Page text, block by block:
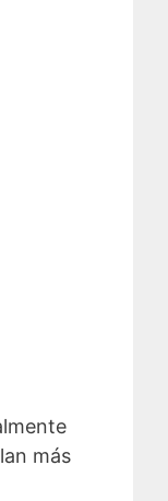
más